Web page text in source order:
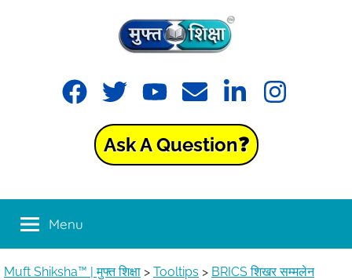
Muft
Shiksha™
मुफ्त
शिक्षा
FacebookTwitter YouTubeEmail LinkedInInstagram
Ask A Question❓
Menu
Muft Shiksha™ | मुफ्त शिक्षा > Tooltips > BRICS शिखर सम्मलेन